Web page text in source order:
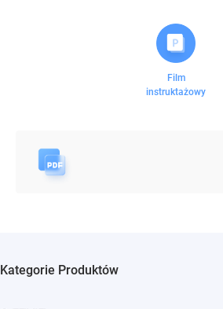
Film
instruktażowy
Kategorie Produktów